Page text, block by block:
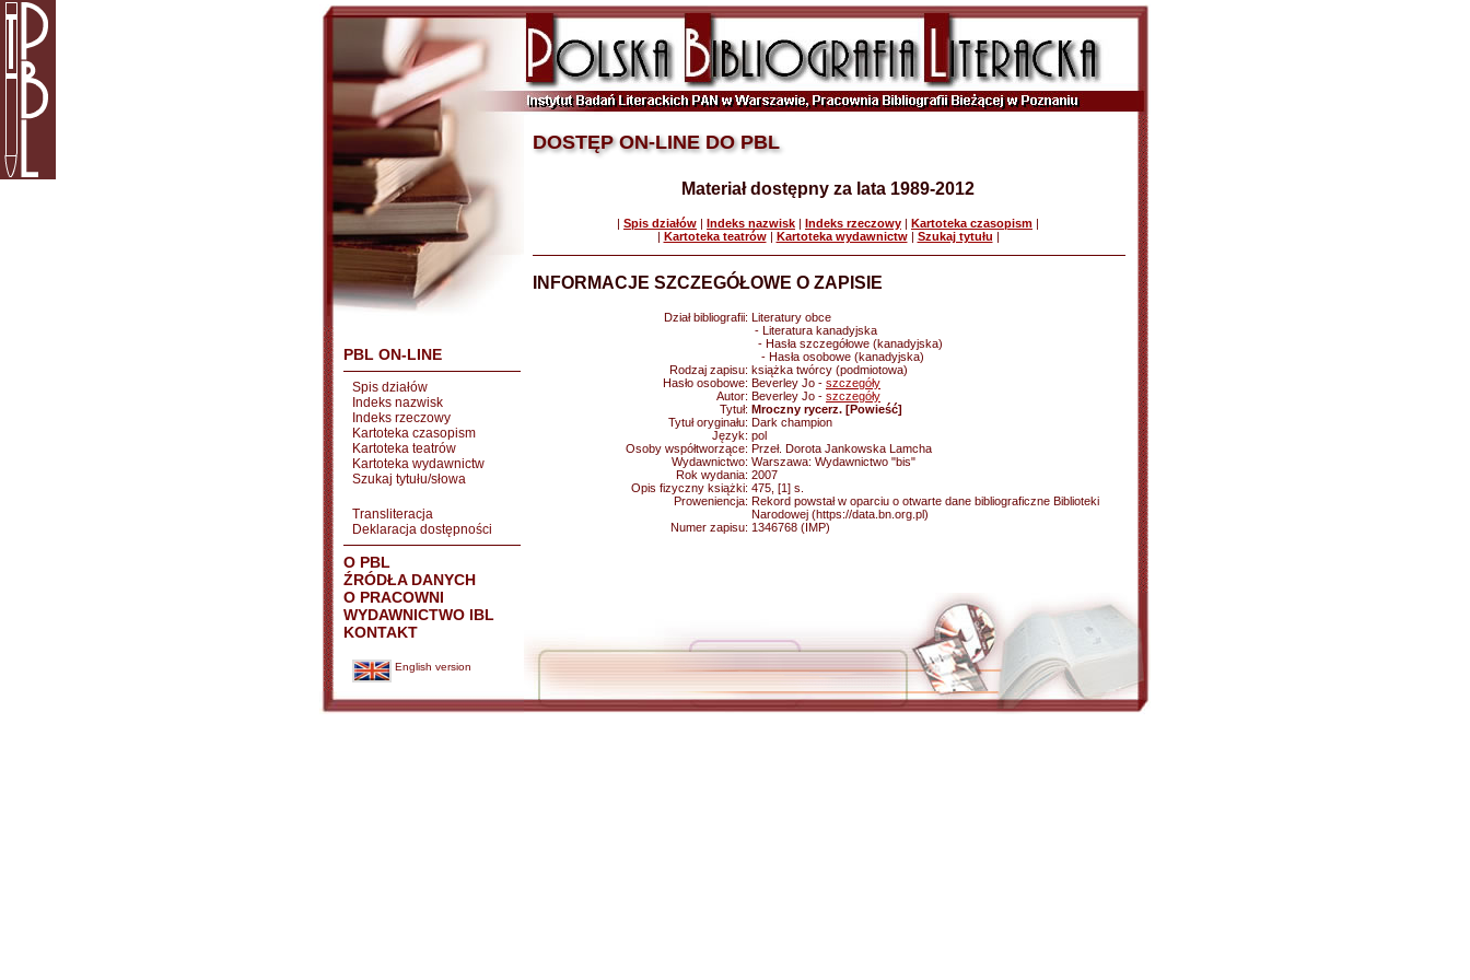
PBL ON-LINE
Spis działów
Indeks nazwisk
Indeks rzeczowy
Kartoteka czasopism
Kartoteka teatrów
Kartoteka wydawnictw
Szukaj tytułu/słowa
Transliteracja
Deklaracja dostępności
O PBL
ŹRÓDŁA DANYCH
O PRACOWNI
WYDAWNICTWO IBL
KONTAKT
English version
DOSTĘP ON-LINE DO PBL
Materiał dostępny za lata 1989-2012
| Spis działów | Indeks nazwisk | Indeks rzeczowy | Kartoteka czasopism |
| Kartoteka teatrów| Kartoteka wydawnictw| Szukaj tytułu |
INFORMACJE SZCZEGÓŁOWE O ZAPISIE
Dział bibliografii: Literatury obce
- Literatura kanadyjska
- Hasła szczegółowe (kanadyjska)
- Hasła osobowe (kanadyjska)
Rodzaj zapisu: książka twórcy (podmiotowa)
Hasło osobowe: Beverley Jo - szczegóły
Autor: Beverley Jo - szczegóły
Tytuł: Mroczny rycerz. [Powieść]
Tytuł oryginału: Dark champion
Język: pol
Osoby współtworzące: Przeł. Dorota Jankowska Lamcha
Wydawnictwo: Warszawa: Wydawnictwo "bis"
Rok wydania: 2007
Opis fizyczny książki: 475, [1] s.
Proweniencja: Rekord powstał w oparciu o otwarte dane bibliograficzne Biblioteki
Narodowej (https://data.bn.org.pl)
Numer zapisu: 1346768 (IMP)